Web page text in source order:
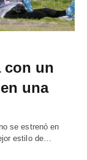
con un
una
se estrenó en
estilo de…